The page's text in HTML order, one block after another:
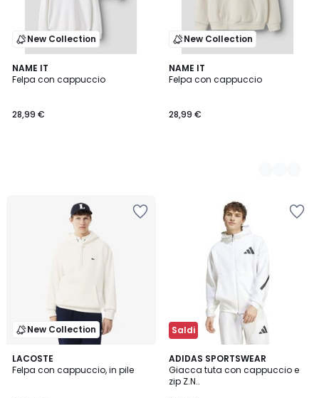
New Collection
NAME IT
Felpa con cappuccio
28,99 €
New Collection
NAME IT
Felpa con cappuccio
28,99 €
2
Colori
New Collection
LACOSTE
Felpa con cappuccio, in pile
4
Colori
Saldi
ADIDAS SPORTSWEAR
Giacca tuta con cappuccio e
zip Z.N..
4,8
/ 5